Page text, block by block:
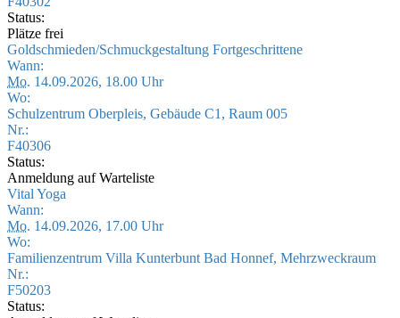
Status:
Plätze frei
Goldschmieden/Schmuckgestaltung Fortgeschrittene
Wann:
Mo. 14.09.2026, 18.00 Uhr
Wo:
Schulzentrum Oberpleis, Gebäude C1, Raum 005
Nr.:
F40306
Status:
Anmeldung auf Warteliste
Vital Yoga
Wann:
Mo. 14.09.2026, 17.00 Uhr
Wo:
Familienzentrum Villa Kunterbunt Bad Honnef, Mehrzweckraum
Nr.:
F50203
Status: